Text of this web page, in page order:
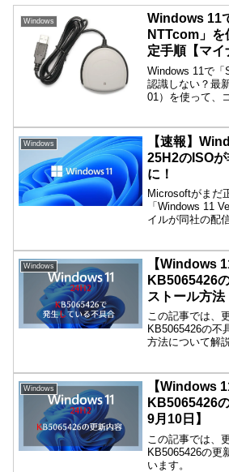
Windows
Windows 11
NTTcom」を
定手順【マイ
応】
Windows 11で「
認識しない？最
01）を使って、
申告やマイナポ
Windows
【速報】
25H2のISO
に！
Microsoftがまだ
「Windows 11
イルが同社の配
がその存在を発
クを公開してい
Windows
【Windows
KB5065426
ストール方法
この記事では、
KB5065426の不
方法について解
Windows
【Windows
KB5065426
9月10日】
この記事では、
KB5065426の更
います。